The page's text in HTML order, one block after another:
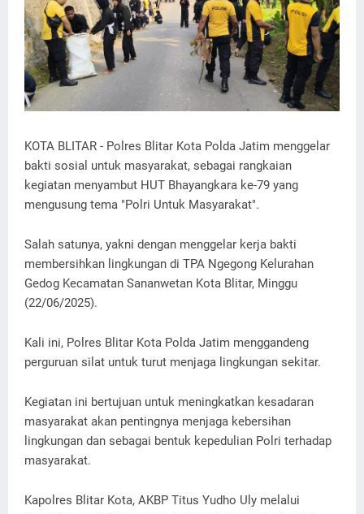
KOTA BLITAR - Polres Blitar Kota Polda Jatim menggelar
bakti sosial untuk masyarakat, sebagai rangkaian
kegiatan menyambut HUT Bhayangkara ke-79 yang
mengusung tema "Polri Untuk Masyarakat".
Salah satunya, yakni dengan menggelar kerja bakti
membersihkan lingkungan di TPA Ngegong Kelurahan
Gedog Kecamatan Sananwetan Kota Blitar, Minggu
(22/06/2025).
Kali ini, Polres Blitar Kota Polda Jatim menggandeng
perguruan silat untuk turut menjaga lingkungan sekitar.
Kegiatan ini bertujuan untuk meningkatkan kesadaran
masyarakat akan pentingnya menjaga kebersihan
lingkungan dan sebagai bentuk kepedulian Polri terhadap
masyarakat.
Kapolres Blitar Kota, AKBP Titus Yudho Uly melalui